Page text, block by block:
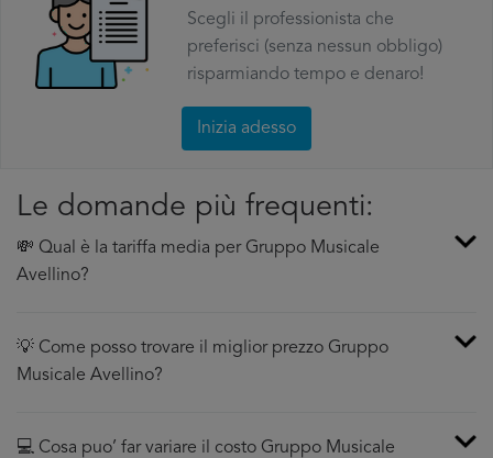
Scegli il professionista che
preferisci (senza nessun obbligo)
risparmiando tempo e denaro!
Inizia adesso
Le domande più frequenti:
💸 Qual è la tariffa media per Gruppo Musicale
Avellino?
💡 Come posso trovare il miglior prezzo Gruppo
Musicale Avellino?
💻 Cosa puo’ far variare il costo Gruppo Musicale